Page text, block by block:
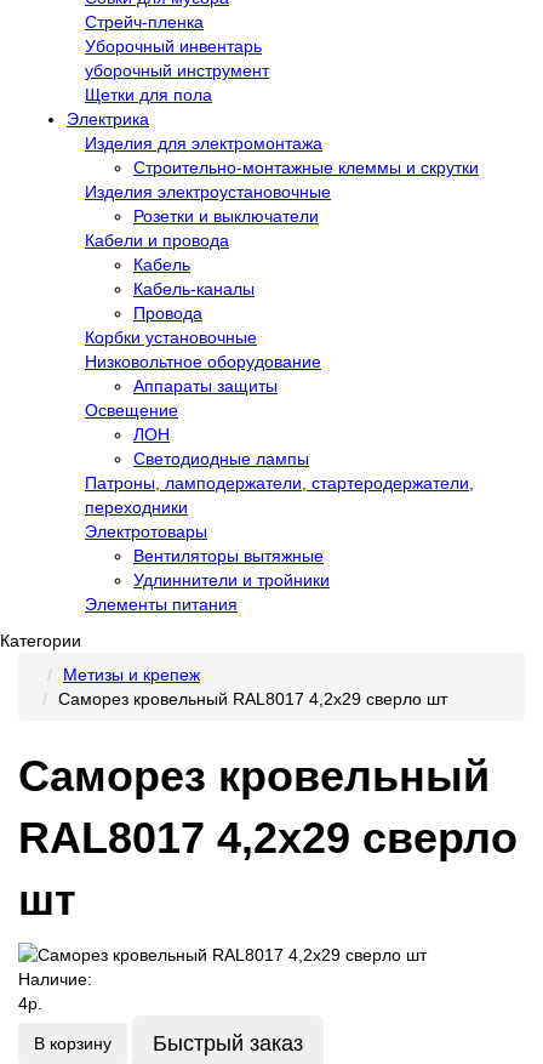
Стрейч-пленка
Уборочный инвентарь
уборочный инструмент
Щетки для пола
Электрика
Изделия для электромонтажа
Строительно-монтажные клеммы и скрутки
Изделия электроустановочные
Розетки и выключатели
Кабели и провода
Кабель
Кабель-каналы
Провода
Корбки установочные
Низковольтное оборудование
Аппараты защиты
Освещение
ЛОН
Светодиодные лампы
Патроны, ламподержатели, стартеродержатели,
переходники
Электротовары
Вентиляторы вытяжные
Удлиннители и тройники
Элементы питания
Категории
Метизы и крепеж
Саморез кровельный RAL8017 4,2х29 сверло шт
Саморез кровельный
RAL8017 4,2х29 сверло
шт
Наличие:
4р.
В корзину Быстрый заказ